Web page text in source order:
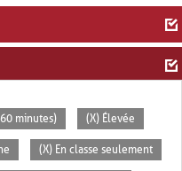
minutes) (X) Élevée
(X) En classe seulement